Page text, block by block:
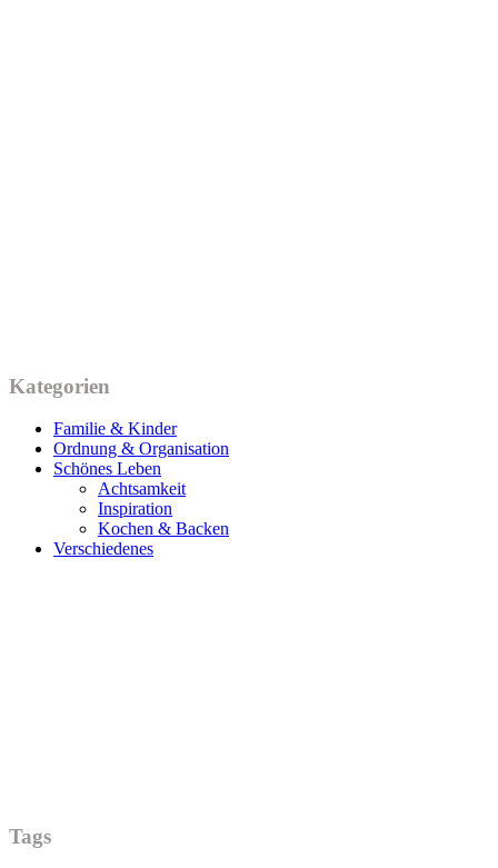
Kategorien
Familie & Kinder
Ordnung & Organisation
Schönes Leben
Achtsamkeit
Inspiration
Kochen & Backen
Verschiedenes
Tags